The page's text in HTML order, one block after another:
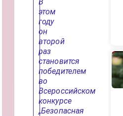
этом
году
он
второй
раз
становится
победителем
во
Всероссийском
конкурсе
„Безопасная